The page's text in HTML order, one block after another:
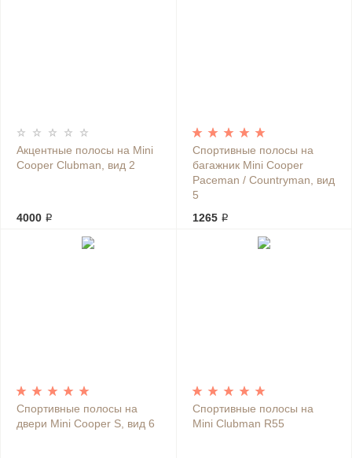
Акцентные полосы на Mini
Cooper Clubman, вид 2
4000 ₽
Спортивные полосы на
багажник Mini Cooper
Paceman / Countryman, вид
5
1265 ₽
Спортивные полосы на
двери Mini Cooper S, вид 6
Спортивные полосы на
Mini Clubman R55